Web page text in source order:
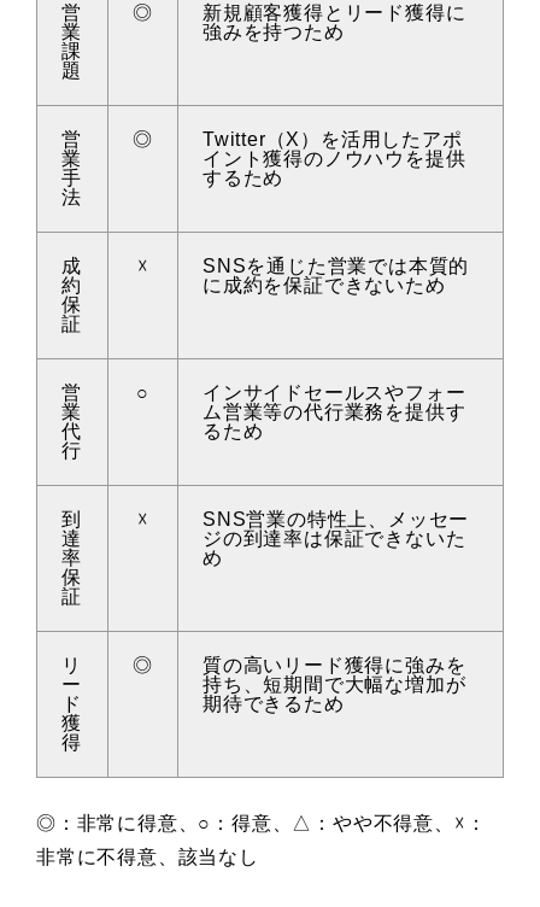
営
業
課
題
◎
新規顧客獲得とリード獲得に
強みを持つため
営
業
手
法
◎
Twitter（X）を活用したアポ
イント獲得のノウハウを提供
するため
成
約
保
証
☓
SNSを通じた営業では本質的
に成約を保証できないため
営
業
代
行
○
インサイドセールスやフォー
ム営業等の代行業務を提供す
るため
到
達
率
保
証
☓
SNS営業の特性上、メッセー
ジの到達率は保証できないた
め
リ
ー
ド
獲
得
◎
質の高いリード獲得に強みを
持ち、短期間で大幅な増加が
期待できるため
◎：非常に得意、○：得意、△：やや不得意、☓：
非常に不得意、該当なし